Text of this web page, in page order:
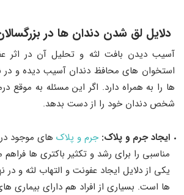
دلایل لق شدن دندان ها در
آسیب دیدن بافت لثه و تحلیل آن در اثر
استخوان‌ های محافظ دندان آسیب دیده و
ها را به همراه دارد. اگر این مسئله به
شخص دندان خود را از دست بدهد.
ایجاد جرم و پلاک: جرم و پلاک‌ های موجود
مناسبی را برای رشد و تکثیر باکتری‌ ها
یکی از دلایل ایجاد عفونت و التهاب لثه و
ها است. بسیاری از افراد هم دارای بیماری‌